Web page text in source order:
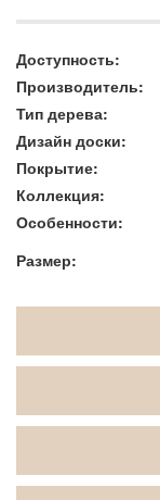
Доступность:
Производитель:
Тип дерева:
Дизайн доски:
Покрытие:
Коллекция:
Особенности:
Размер: